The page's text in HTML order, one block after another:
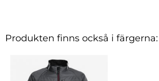
Produkten finns också i färgerna: